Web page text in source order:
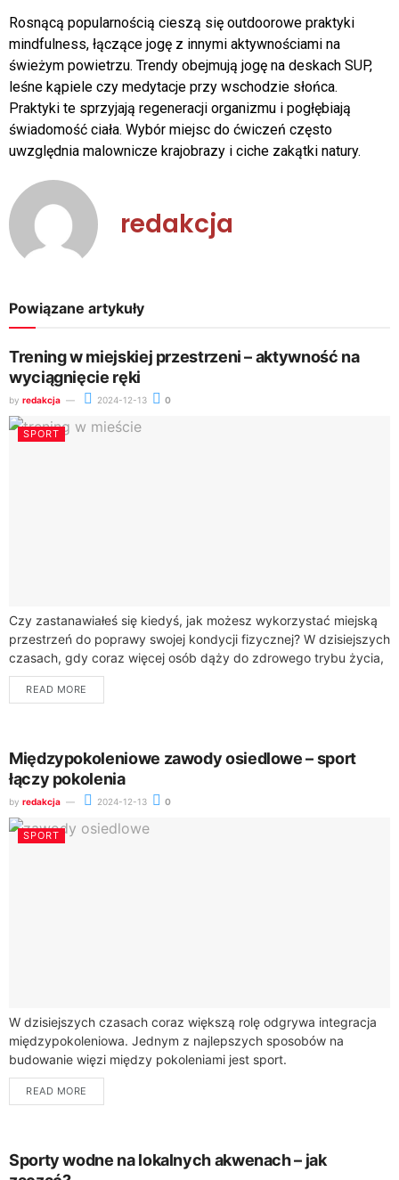
Rosnącą popularnością cieszą się outdoorowe praktyki
mindfulness, łączące jogę z innymi aktywnościami na
świeżym powietrzu. Trendy obejmują jogę na deskach SUP,
leśne kąpiele czy medytacje przy wschodzie słońca.
Praktyki te sprzyjają regeneracji organizmu i pogłębiają
świadomość ciała. Wybór miejsc do ćwiczeń często
uwzględnia malownicze krajobrazy i ciche zakątki natury.
redakcja
Powiązane artykuły
Trening w miejskiej przestrzeni – aktywność na
wyciągnięcie ręki
by redakcja 2024-12-13 0
SPORT
Czy zastanawiałeś się kiedyś, jak możesz wykorzystać miejską
przestrzeń do poprawy swojej kondycji fizycznej? W dzisiejszych
czasach, gdy coraz więcej osób dąży do zdrowego trybu życia,
miejskie przestrzenie stają się...
READ MORE
Międzypokoleniowe zawody osiedlowe – sport
łączy pokolenia
by redakcja 2024-12-13 0
SPORT
W dzisiejszych czasach coraz większą rolę odgrywa integracja
międzypokoleniowa. Jednym z najlepszych sposobów na
budowanie więzi między pokoleniami jest sport.
Międzypokoleniowe zawody osiedlowe to doskonała okazja, aby
łączyć mieszkańców w...
READ MORE
Sporty wodne na lokalnych akwenach – jak